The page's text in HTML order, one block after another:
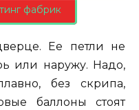
фабрик
Ее петли не
или наружу. Надо,
без скрипа,
баллоны стоят